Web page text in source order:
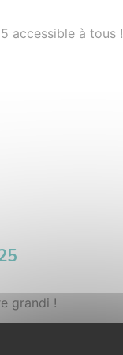
accessible à tous !
grandi !